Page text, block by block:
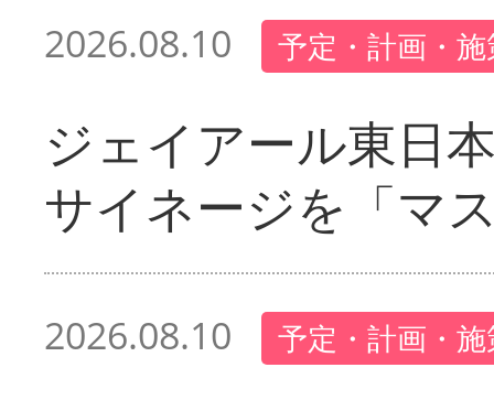
2026.08.10 予定・計画・
ジェイアール東日
サイネージを「マ
2026.08.10 予定・計画・